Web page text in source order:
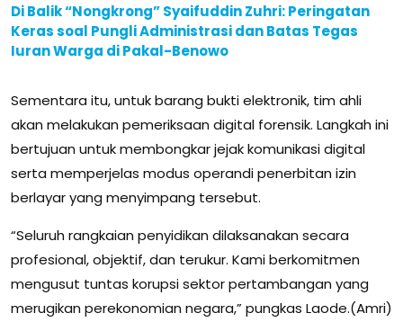
Di Balik “Nongkrong” Syaifuddin Zuhri: Peringatan
Keras soal Pungli Administrasi dan Batas Tegas
Iuran Warga di Pakal-Benowo
Sementara itu, untuk barang bukti elektronik, tim ahli
akan melakukan pemeriksaan digital forensik. Langkah ini
bertujuan untuk membongkar jejak komunikasi digital
serta memperjelas modus operandi penerbitan izin
berlayar yang menyimpang tersebut.
“Seluruh rangkaian penyidikan dilaksanakan secara
profesional, objektif, dan terukur. Kami berkomitmen
mengusut tuntas korupsi sektor pertambangan yang
merugikan perekonomian negara,” pungkas Laode.(Amri)